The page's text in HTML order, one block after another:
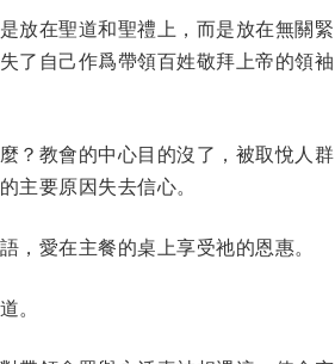
放在聖道和聖禮上，而是放在無關緊
了自己作爲帶領百姓敬拜上帝的領袖
？教會的中心目的沒了，被取悅人群
主要原因失去信心。
愛在主餐的桌上享受祂的恩惠。
。